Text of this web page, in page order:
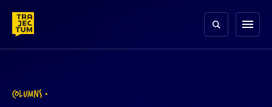
content
menu
COLUMNS